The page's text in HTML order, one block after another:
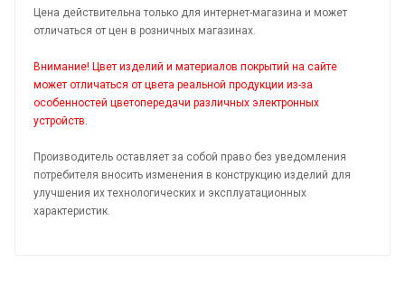
Цена действительна только для интернет-магазина и может
отличаться от цен в розничных магазинах.
Внимание! Цвет изделий и материалов покрытий на сайте
может отличаться от цвета реальной продукции из-за
особенностей цветопередачи различных электронных
устройств.
Производитель оставляет за собой право без уведомления
потребителя вносить изменения в конструкцию изделий для
улучшения их технологических и эксплуатационных
характеристик.